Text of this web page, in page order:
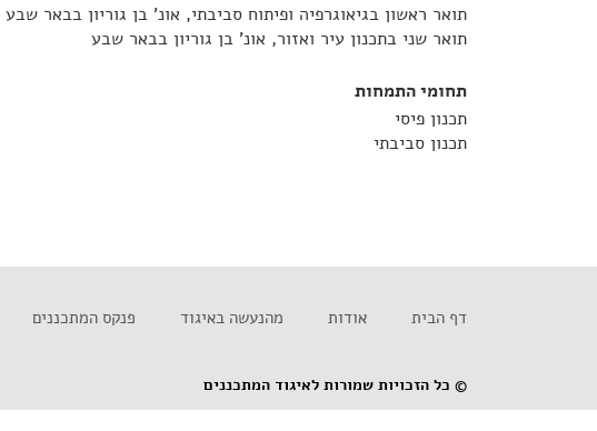
תואר ראשון בגיאוגרפיה ופיתוח סביבתי, אונ' בן גוריון בבאר שבע
תואר שני בתכנון עיר ואזור, אונ' בן גוריון בבאר שבע
תחומי התמחות
תכנון פיסי
תכנון סביבתי
דף הבית אודות מהנעשה באיגוד פנקס המתכננים
© כל הזכויות שמורות לאיגוד המתכננים